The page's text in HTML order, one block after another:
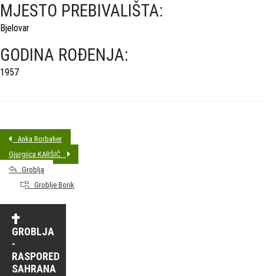
MJESTO PREBIVALIŠTA:
Bjelovar
GODINA ROĐENJA:
1957
Anka Rorbaher
Gjurgjica KARŠIĆ
Groblja
Groblje Borik
GROBLJA
-
RASPORED
SAHRANA